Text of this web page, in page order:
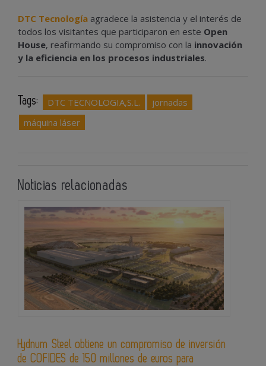
DTC Tecnología agradece la asistencia y el interés de
todos los visitantes que participaron en este Open
House, reafirmando su compromiso con la innovación
y la eficiencia en los procesos industriales.
Tags: DTC TECNOLOGIA,S.L.
jornadas
máquina láser
Noticias relacionadas
Hydnum Steel obtiene un compromiso de inversión
de COFIDES de 150 millones de euros para